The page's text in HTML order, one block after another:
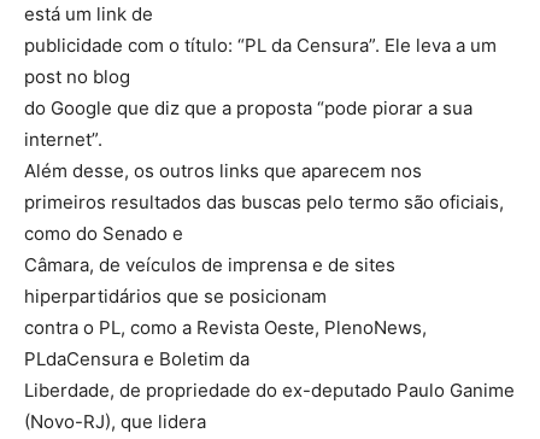
está um link de
publicidade com o título: “PL da Censura”. Ele leva a um
post no blog
do Google que diz que a proposta “pode piorar a sua
internet”.
Além desse, os outros links que aparecem nos
primeiros resultados das buscas pelo termo são oficiais,
como do Senado e
Câmara, de veículos de imprensa e de sites
hiperpartidários que se posicionam
contra o PL, como a Revista Oeste, PlenoNews,
PLdaCensura e Boletim da
Liberdade, de propriedade do ex-deputado Paulo Ganime
(Novo-RJ), que lidera